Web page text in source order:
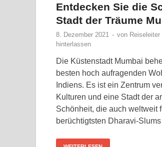
Entdecken Sie die
Stadt der Träume
8. Dezember 2021 - von Reiseleiter
hinterlassen
Die Küstenstadt Mumbai
besten hoch aufragenden
Indiens. Es ist ein Zentrum
Kulturen und eine Stadt der
Schönheit, die auch weltweit
berüchtigtsten Dharavi-